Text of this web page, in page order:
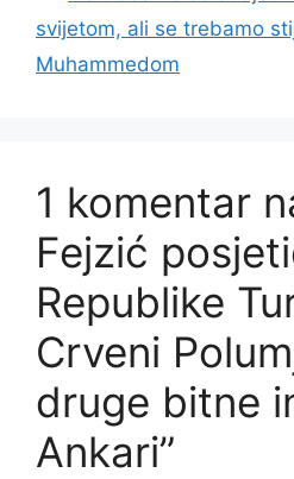
svijetom, ali se trebamo
Muhammedom
1 komentar
Fejzić
Republike
Crveni
druge bitne
Ankari”